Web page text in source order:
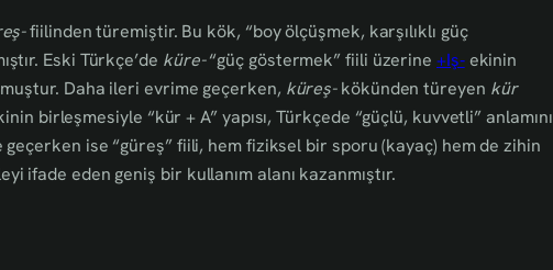
fiilinden türemiştir. Bu kök, “boy ölçüşmek, karşılıklı güç
Eski Türkçe’de küre-“güç göstermek” fiili üzerine +Iş‑ekinin
Daha ileri evrime geçerken, küreş-kökünden türeyen kür
birleşmesiyle “kür + A” yapısı, Türkçede “güçlü, kuvvetli” anlamını
ise “güreş” fiili, hem fiziksel bir sporu (kayaç) hem de zihin
ifade eden geniş bir kullanım alanı kazanmıştır.